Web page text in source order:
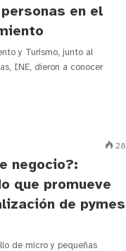
en el
y Turismo, junto al
INE, dieron a conocer
28
negocio?:
que promueve
de pymes
de micro y pequeñas